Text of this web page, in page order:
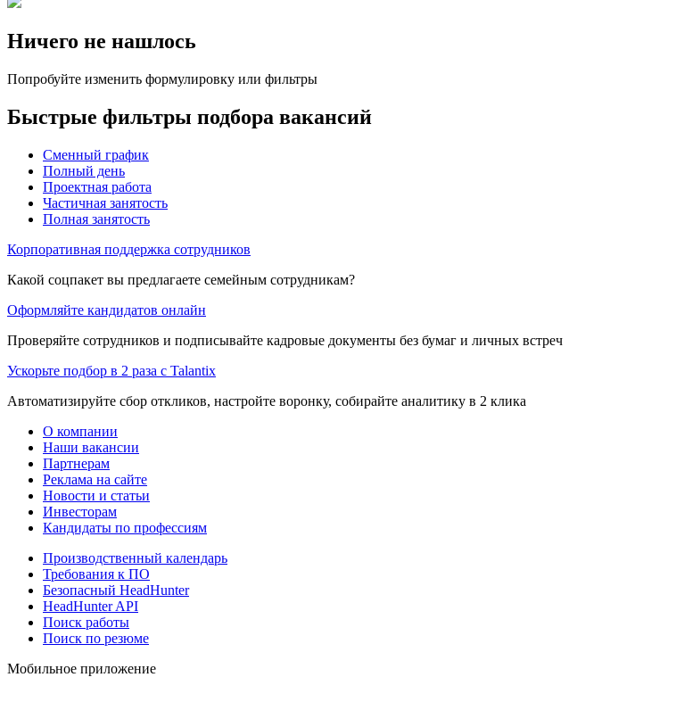
Ничего не нашлось
Попробуйте изменить формулировку или фильтры
Быстрые фильтры подбора вакансий
Сменный график
Полный день
Проектная работа
Частичная занятость
Полная занятость
Корпоративная поддержка сотрудников
Какой соцпакет вы предлагаете семейным сотрудникам?
Оформляйте кандидатов онлайн
Проверяйте сотрудников и подписывайте кадровые документы без бумаг и личных встреч
Ускорьте подбор в 2 раза с Talantix
Автоматизируйте сбор откликов, настройте воронку, собирайте аналитику в 2 клика
О компании
Наши вакансии
Партнерам
Реклама на сайте
Новости и статьи
Инвесторам
Кандидаты по профессиям
Производственный календарь
Требования к ПО
Безопасный HeadHunter
HeadHunter API
Поиск работы
Поиск по резюме
Мобильное приложение